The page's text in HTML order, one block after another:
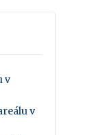
v
v